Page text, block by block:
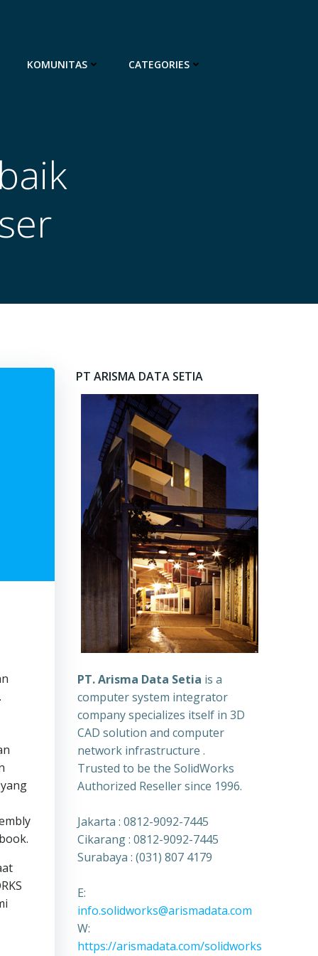
KOMUNITAS CATEGORIES
PT ARISMA DATA SETIA
PT. Arisma Data Setia is a
computer system integrator
company specializes itself in 3D
CAD solution and computer
network infrastructure .
Trusted to be the SolidWorks
Authorized Reseller since 1996.
Jakarta : 0812-9092-7445
Cikarang : 0812-9092-7445
Surabaya : (031) 807 4179
E:
info.solidworks@arismadata.com
W:
https://arismadata.com/solidworks